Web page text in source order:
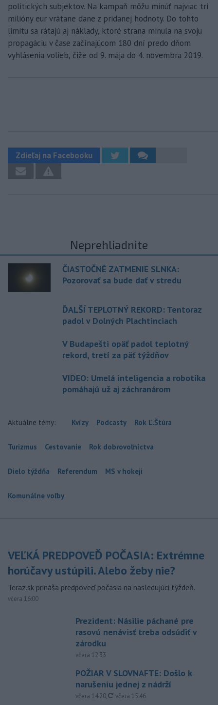
politických subjektov. Na kampaň môžu minúť najviac tri
milióny eur vrátane dane z pridanej hodnoty. Do tohto
limitu sa rátajú aj náklady, ktoré strana minula na svoju
propagáciu v čase začínajúcom 180 dní predo dňom
vyhlásenia volieb, čiže od 9. mája do 4. novembra 2019.
Zdieľaj na Facebooku
Neprehliadnite
ČIASTOČNÉ ZATMENIE SLNKA:
Pozorovať sa bude dať v stredu
ĎALŠÍ TEPLOTNÝ REKORD: Tentoraz
padol v Dolných Plachtinciach
V Budapešti opäť padol teplotný
rekord, tretí za päť týždňov
VIDEO: Umelá inteligencia a robotika
pomáhajú už aj záchranárom
Aktuálne témy: Kvízy Podcasty Rok Ľ.Štúra
Turizmus Cestovanie Rok dobrovoľníctva
Dielo týždňa Referendum MS v hokeji
Komunálne voľby
VEĽKÁ PREDPOVEĎ POČASIA: Extrémne
horúčavy ustúpili. Alebo žeby nie?
Teraz.sk prináša predpoveď počasia na nasledujúci týždeň.
včera 16:00
Prezident: Násilie páchané pre
rasovú nenávisť treba odsúdiť v
zárodku
včera 12:33
POŽIAR V SLOVNAFTE: Došlo k
narušeniu jednej z nádrží
včera 14:20, aktualizované
včera 15:46